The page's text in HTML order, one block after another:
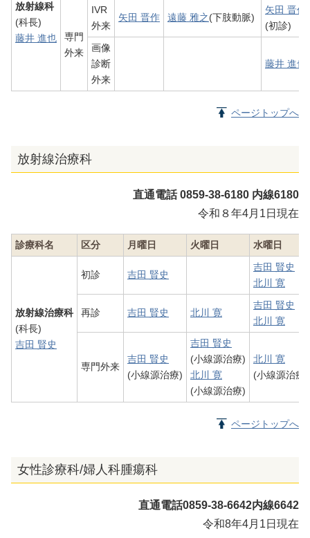
放射線科
(科長)
藤井 進也
専門
外来
IVR
外来
矢田 晋作 遠藤 雅之(下肢動脈)
矢田 晋作
(初診)
画像
診断
外来
藤井 進也
ページトップへ
放射線治療科
直通電話 0859-38-6180 内線6180
令和８年4月1日現在
診療科名 区分 月曜日 火曜日 水曜日
放射線治療科
(科長)
吉田 賢史
初診 吉田 賢史
吉田 賢史
北川 寛
再診 吉田 賢史 北川 寛
吉田 賢史
北川 寛
専門外来
吉田 賢史
(小線源治療)
吉田 賢史
(小線源治療)
北川 寛
(小線源治療)
北川 寛
(小線源治療)
ページトップへ
女性診療科/婦人科腫瘍科
直通電話0859-38-6642内線6642
令和8年4月1日現在